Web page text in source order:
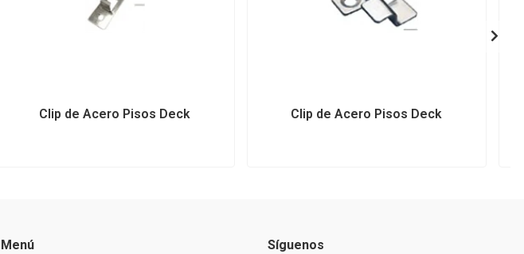
Clip de Acero Pisos Deck Clip de Acero Pisos Deck
Menú Síguenos